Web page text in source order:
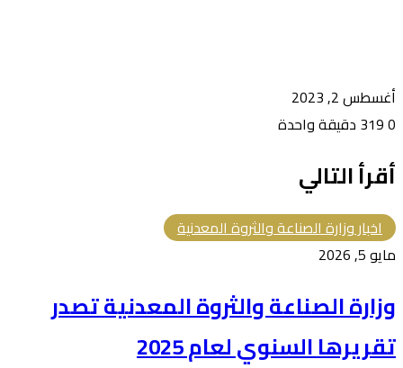
أغسطس 2, 2023
0
دقيقة واحدة
أقرأ التالي
اخبار وزارة الصناعة والثروة المعدنية
مايو 5, 2026
وزارة ⁧الصناعة والثروة المعدنية⁩ تصدر
تقريرها السنوي لعام 2025